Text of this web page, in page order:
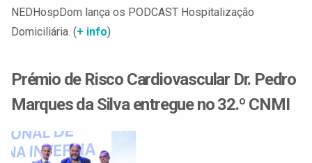
NEDHospDom lança os PODCAST Hospitalização
Domiciliária. (+ info)
Prémio de Risco Cardiovascular Dr. Pedro
Marques da Silva entregue no 32.º CNMI